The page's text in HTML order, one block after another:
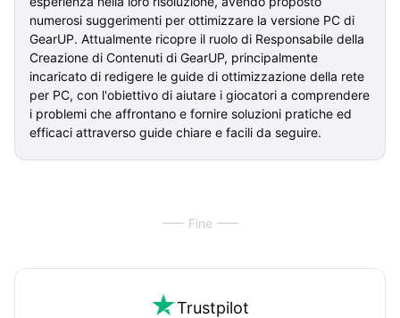
numerosi suggerimenti per ottimizzare la versione PC di
GearUP. Attualmente ricopre il ruolo di Responsabile della
Creazione di Contenuti di GearUP, principalmente
incaricato di redigere le guide di ottimizzazione della rete
per PC, con l'obiettivo di aiutare i giocatori a comprendere
i problemi che affrontano e fornire soluzioni pratiche ed
efficaci attraverso guide chiare e facili da seguire.
Fine
Trustpilot